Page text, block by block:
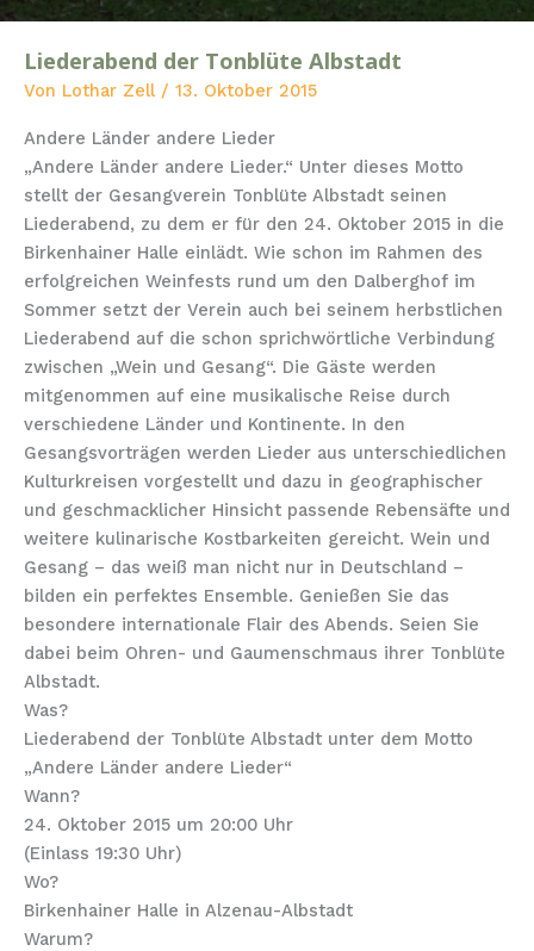
Liederabend der Tonblüte Albstadt
Von Lothar Zell / 13. Oktober 2015
Andere Länder andere Lieder
„Andere Länder andere Lieder.“ Unter dieses Motto
stellt der Gesangverein Tonblüte Albstadt seinen
Liederabend, zu dem er für den 24. Oktober 2015 in die
Birkenhainer Halle einlädt. Wie schon im Rahmen des
erfolgreichen Weinfests rund um den Dalberghof im
Sommer setzt der Verein auch bei seinem herbstlichen
Liederabend auf die schon sprichwörtliche Verbindung
zwischen „Wein und Gesang“. Die Gäste werden
mitgenommen auf eine musikalische Reise durch
verschiedene Länder und Kontinente. In den
Gesangsvorträgen werden Lieder aus unterschiedlichen
Kulturkreisen vorgestellt und dazu in geographischer
und geschmacklicher Hinsicht passende Rebensäfte und
weitere kulinarische Kostbarkeiten gereicht. Wein und
Gesang – das weiß man nicht nur in Deutschland –
bilden ein perfektes Ensemble. Genießen Sie das
besondere internationale Flair des Abends. Seien Sie
dabei beim Ohren- und Gaumenschmaus ihrer Tonblüte
Albstadt.
Was?
Liederabend der Tonblüte Albstadt unter dem Motto
„Andere Länder andere Lieder“
Wann?
24. Oktober 2015 um 20:00 Uhr
(Einlass 19:30 Uhr)
Wo?
Birkenhainer Halle in Alzenau-Albstadt
Warum?
Liederabend
der
Albstadt